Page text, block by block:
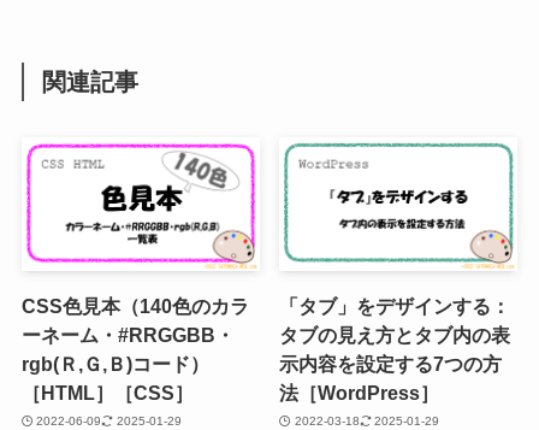
関連記事
CSS色見本（140色のカラ
ーネーム・#RRGGBB・
rgb(Ｒ,Ｇ,Ｂ)コード）
［HTML］［CSS］
2022-06-09 2025-01-29
「タブ」をデザインする：
タブの見え方とタブ内の表
示内容を設定する7つの方
法［WordPress］
2022-03-18 2025-01-29